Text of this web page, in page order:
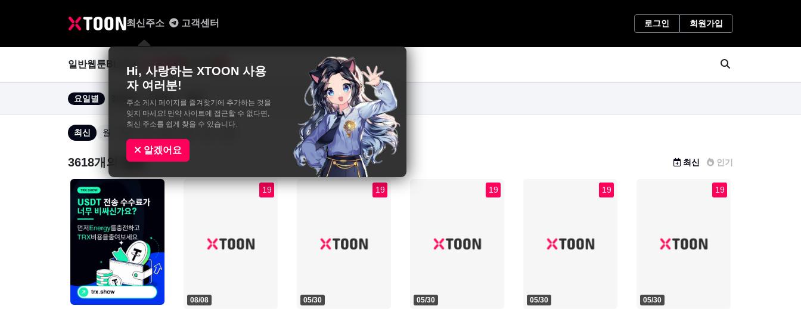
최신주소
Hi, 사랑하는 XTOON 사용
자 여러분!
주소 게시 페이지를 즐겨찾기에 추가하는 것을
잊지 마세요! 만약 사이트에 접근할 수 없다면,
최신 주소를 쉽게 찾을 수 있습니다.
알겠어요
고객센터 로그인 회원가입
일반웹툰BL&GL 성인웹툰
요일별 장르별 연재중 완결
최신 월
3618개의 웹툰 최신 인기
19
08/08
19
05/30
19
05/30
19
05/30
19
05/30